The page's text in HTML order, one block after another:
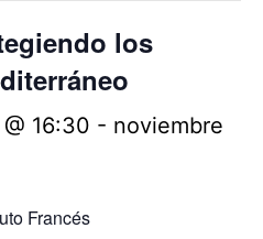
los
16:30 - noviembre
Francés